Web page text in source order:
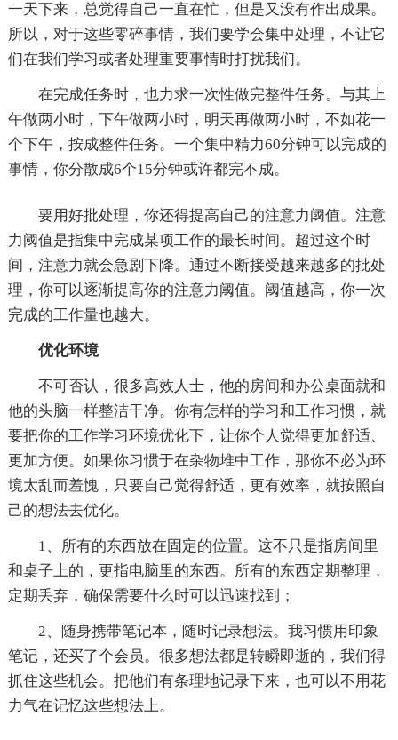
一天下来，总觉得自己一直在忙，但是又没有作出成果。
所以，对于这些零碎事情，我们要学会集中处理，不让它
们在我们学习或者处理重要事情时打扰我们。
在完成任务时，也力求一次性做完整件任务。与其上
午做两小时，下午做两小时，明天再做两小时，不如花一
个下午，按成整件任务。一个集中精力60分钟可以完成的
事情，你分散成6个15分钟或许都完不成。
要用好批处理，你还得提高自己的注意力阈值。注意
力阈值是指集中完成某项工作的最长时间。超过这个时
间，注意力就会急剧下降。通过不断接受越来越多的批处
理，你可以逐渐提高你的注意力阈值。阈值越高，你一次
完成的工作量也越大。
优化环境
不可否认，很多高效人士，他的房间和办公桌面就和
他的头脑一样整洁干净。你有怎样的学习和工作习惯，就
要把你的工作学习环境优化下，让你个人觉得更加舒适、
更加方便。如果你习惯于在杂物堆中工作，那你不必为环
境太乱而羞愧，只要自己觉得舒适，更有效率，就按照自
己的想法去优化。
1、所有的东西放在固定的位置。这不只是指房间里
和桌子上的，更指电脑里的东西。所有的东西定期整理，
定期丢弃，确保需要什么时可以迅速找到；
2、随身携带笔记本，随时记录想法。我习惯用印象
笔记，还买了个会员。很多想法都是转瞬即逝的，我们得
抓住这些机会。把他们有条理地记录下来，也可以不用花
力气在记忆这些想法上。